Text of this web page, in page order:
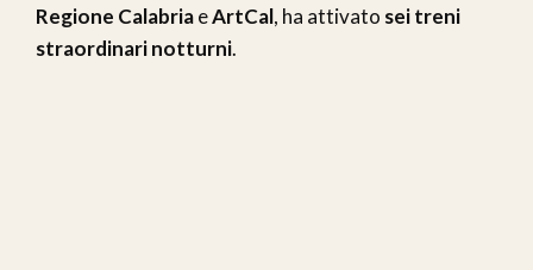
Regione CalabriaeArtCal, ha attivato sei treni
straordinari notturni.